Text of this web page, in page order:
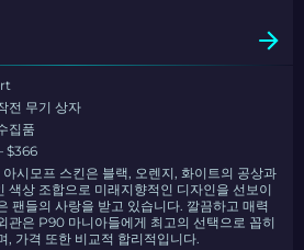
전 무기 상자
집품
$366
시모프 스킨은 블랙, 오렌지, 화이트의 공상과
색상 조합으로 미래지향적인 디자인을 선보이
팬들의 사랑을 받고 있습니다. 깔끔하고 매력
관은 P90 마니아들에게 최고의 선택으로 꼽히
, 가격 또한 비교적 합리적입니다.